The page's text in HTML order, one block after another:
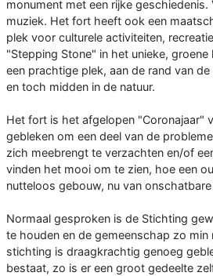
monument met een rijke geschiedenis.
muziek. Het fort heeft ook een
plek voor culturele activiteiten,
"Stepping Stone" in het unieke,
een prachtige plek, aan de rand van
en toch midden in de natuur.
Het fort is het afgelopen "Coronajaar"
gebleken om een deel van de
zich meebrengt te verzachten en/of
vinden het mooi om te zien, hoe een
nutteloos gebouw, nu van
Normaal gesproken is de Stichting
te houden en de gemeenschap zo min
stichting is draagkrachtig genoeg
bestaat, zo is er een groot gedeelte